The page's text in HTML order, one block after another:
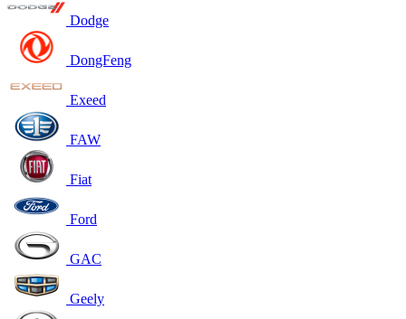
Dodge
DongFeng
Exeed
FAW
Fiat
Ford
GAC
Geely